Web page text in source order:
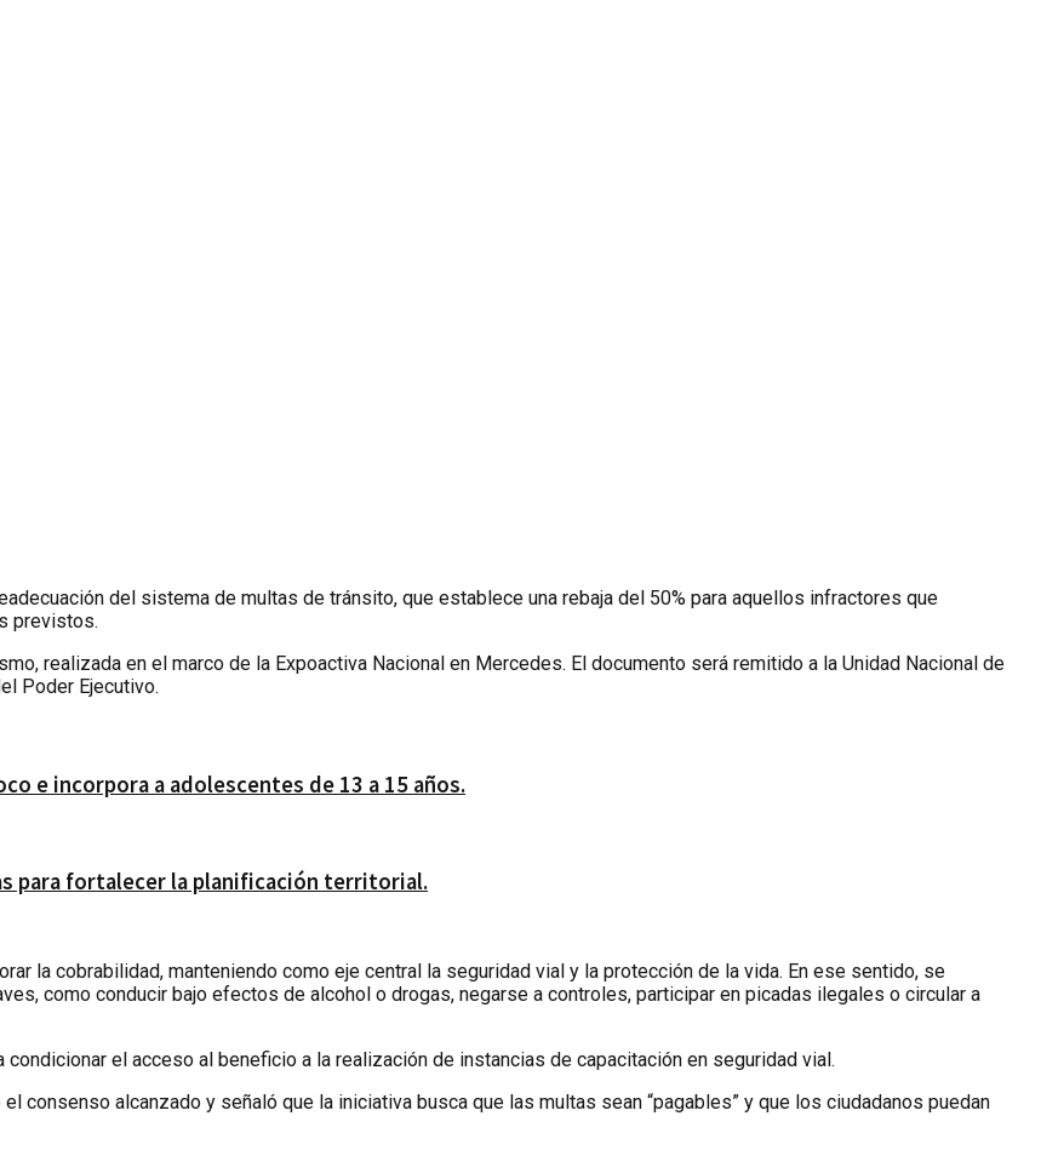
del sistema de multas de tránsito, que establece una rebaja del 50% para aquellos infractores que
previstos.
realizada en el marco de la Expoactiva Nacional en Mercedes. El documento será remitido a la Unidad Nacional de
Poder Ejecutivo.
e incorpora a adolescentes de 13 a 15 años.
para fortalecer la planificación territorial.
la cobrabilidad, manteniendo como eje central la seguridad vial y la protección de la vida. En ese sentido, se
como conducir bajo efectos de alcohol o drogas, negarse a controles, participar en picadas ilegales o circular a
el acceso al beneficio a la realización de instancias de capacitación en seguridad vial.
consenso alcanzado y señaló que la iniciativa busca que las multas sean “pagables” y que los ciudadanos puedan